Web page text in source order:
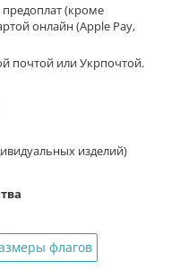
(кроме
онлайн (Apple Pay,
почтой или Укрпочтой.
изделий)
флагов